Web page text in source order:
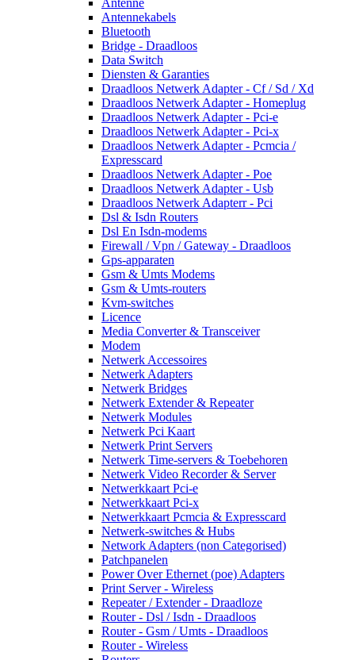
Antennekabels
Bluetooth
Bridge - Draadloos
Data Switch
Diensten & Garanties
Draadloos Netwerk Adapter - Cf / Sd / Xd
Draadloos Netwerk Adapter - Homeplug
Draadloos Netwerk Adapter - Pci-e
Draadloos Netwerk Adapter - Pci-x
Draadloos Netwerk Adapter - Pcmcia /
Expresscard
Draadloos Netwerk Adapter - Poe
Draadloos Netwerk Adapter - Usb
Draadloos Netwerk Adapterr - Pci
Dsl & Isdn Routers
Dsl En Isdn-modems
Firewall / Vpn / Gateway - Draadloos
Gps-apparaten
Gsm & Umts Modems
Gsm & Umts-routers
Kvm-switches
Licence
Media Converter & Transceiver
Modem
Netwerk Accessoires
Netwerk Adapters
Netwerk Bridges
Netwerk Extender & Repeater
Netwerk Modules
Netwerk Pci Kaart
Netwerk Print Servers
Netwerk Time-servers & Toebehoren
Netwerk Video Recorder & Server
Netwerkkaart Pci-e
Netwerkkaart Pci-x
Netwerkkaart Pcmcia & Expresscard
Netwerk-switches & Hubs
Network Adapters (non Categorised)
Patchpanelen
Power Over Ethernet (poe) Adapters
Print Server - Wireless
Repeater / Extender - Draadloze
Router - Dsl / Isdn - Draadloos
Router - Gsm / Umts - Draadloos
Router - Wireless